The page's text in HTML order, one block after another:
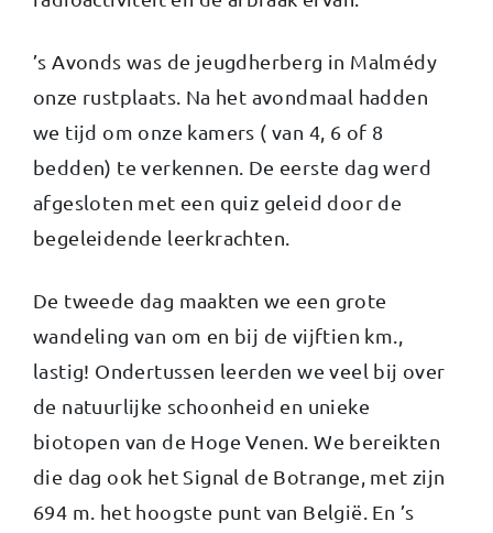
’s Avonds was de jeugdherberg in Malmédy
onze rustplaats. Na het avondmaal hadden
we tijd om onze kamers ( van 4, 6 of 8
bedden) te verkennen. De eerste dag werd
afgesloten met een quiz geleid door de
begeleidende leerkrachten.
De tweede dag maakten we een grote
wandeling van om en bij de vijftien km.,
lastig! Ondertussen leerden we veel bij over
de natuurlijke schoonheid en unieke
biotopen van de Hoge Venen. We bereikten
die dag ook het Signal de Botrange, met zijn
694 m. het hoogste punt van België. En ’s